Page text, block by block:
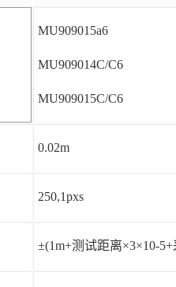
MU909015a6
MU909014C/C6
MU909015C/C6
0.02m
250,1pxs
±(1m+测试距离×3×10-